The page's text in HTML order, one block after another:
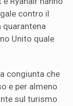
contro il
quarantena
Unito quale
congiunta che
e per almeno
sul turismo